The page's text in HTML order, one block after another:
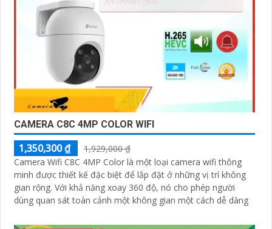
CAMERA C8C 4MP COLOR WIFI
1,350,300 ₫
1,929,000 ₫
Camera Wifi C8C 4MP Color là một loại camera wifi thông
minh được thiết kế đặc biệt để lắp đặt ở những vị trí không
gian rộng. Với khả năng xoay 360 độ, nó cho phép người
dùng quan sát toàn cảnh một không gian một cách dễ dàng